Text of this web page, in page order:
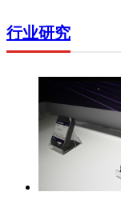
行业研究